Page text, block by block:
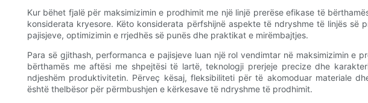
Kur bëhet fjalë për maksimizimin e prodhimit me një linjë prerëse efikase të
konsiderata kryesore. Këto konsiderata përfshijnë aspekte të ndryshme të linjës së
pajisjeve, optimizimin e rrjedhës së punës dhe praktikat e mirëmbajtjes.
Para së gjithash, performanca e pajisjeve luan një rol vendimtar në maksimizimin e
bërthamës me aftësi me shpejtësi të lartë, teknologji prerjeje precize dhe
ndjeshëm produktivitetin. Përveç kësaj, fleksibiliteti për të akomoduar materiale
është thelbësor për përmbushjen e kërkesave të ndryshme të prodhimit.